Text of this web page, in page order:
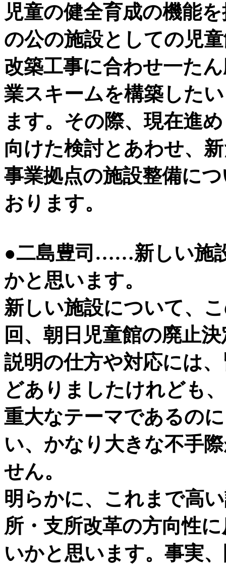
児童の健全育成の機能
の公の施設としての児
改築工事に合わせ一た
業スキームを構築した
ます。その際、現在進
向けた検討とあわせ、
事業拠点の施設整備に
おります。
●二島豊司……新しい施
かと思います。
新しい施設について、
回、朝日児童館の廃止
説明の仕方や対応には
どありましたけれども
重大なテーマであるの
い、かなり大きな不手
せん。
明らかに、これまで高
所・支所改革の方向性
いかと思います。事実